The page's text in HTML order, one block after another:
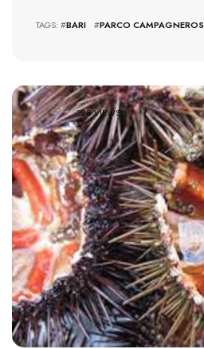
TAGS: #BARI #PARCO CAMPAGNEROS
328 VIEWS